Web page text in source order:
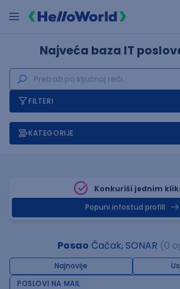
Najveća baza IT
FILTERI
KATEGORIJE
Konkuriši jednim
Popuni infostud profill
Posao Čačak, SONAR (0
Najnovije
POSLOVI NA MAIL